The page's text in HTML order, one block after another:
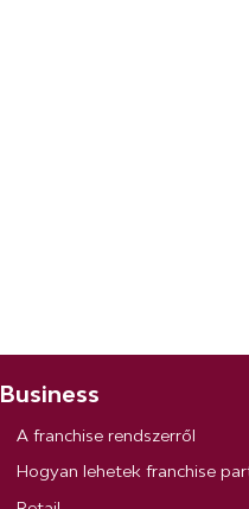
Business
A franchise rendszerről
Hogyan lehetek franchise